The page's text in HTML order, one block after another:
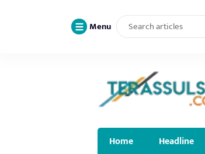
Menu
Home Headline